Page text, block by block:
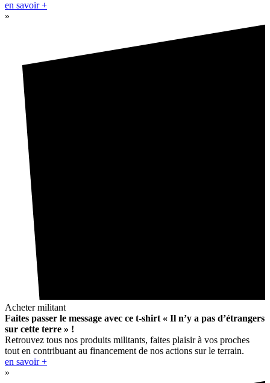
en savoir +
»
Acheter militant
Faites passer le message avec ce t-shirt « Il n’y a pas d’étrangers
sur cette terre » !
Retrouvez tous nos produits militants, faites plaisir à vos proches
tout en contribuant au financement de nos actions sur le terrain.
en savoir +
»